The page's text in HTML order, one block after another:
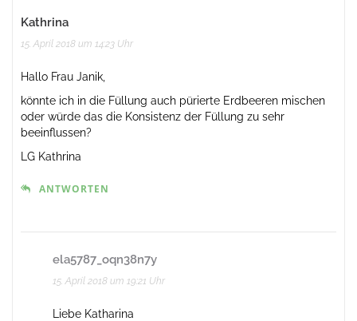
Kathrina
15. April 2018 um 14:23 Uhr
Hallo Frau Janik,
könnte ich in die Füllung auch pürierte Erdbeeren mischen
oder würde das die Konsistenz der Füllung zu sehr
beeinflussen?
LG Kathrina
ANTWORTEN
ela5787_oqn38n7y
15. April 2018 um 19:21 Uhr
Liebe Katharina